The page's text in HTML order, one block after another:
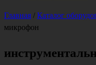
Главная / Каталог
микрофон